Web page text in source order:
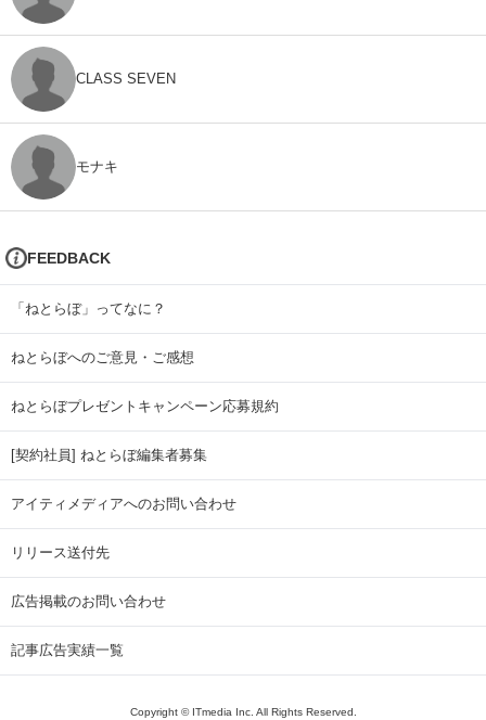
CLASS SEVEN
モナキ
FEEDBACK
「ねとらぼ」ってなに？
ねとらぼへのご意見・ご感想
ねとらぼプレゼントキャンペーン応募規約
[契約社員] ねとらぼ編集者募集
アイティメディアへのお問い合わせ
リリース送付先
広告掲載のお問い合わせ
記事広告実績一覧
Copyright © ITmedia Inc. All Rights Reserved.